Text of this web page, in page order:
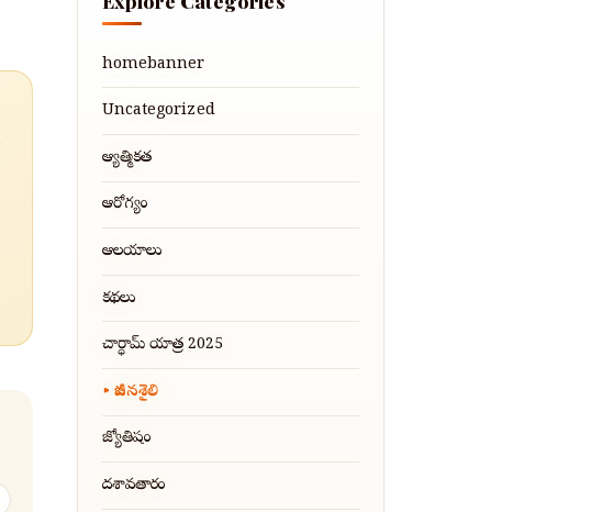
homebanner
Uncategorized
ఆధ్యాత్మికత
ఆరోగ్యం
ఆలయాలు
కథలు
చార్ధామ్ యాత్ర 2025
జీవనశైలి
జ్యోతిషం
దశావతారం